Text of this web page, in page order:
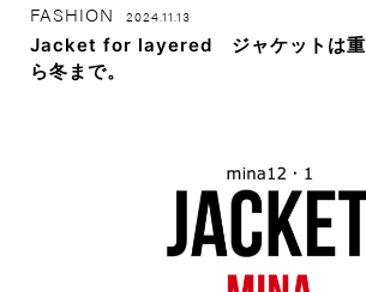
FASHION 2024.11.13
Jacket for layered ジャケットは重
ら冬まで。